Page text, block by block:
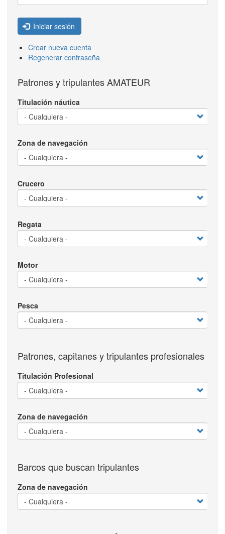
Iniciar sesión
Crear nueva cuenta
Regenerar contraseña
Patrones y tripulantes AMATEUR
Titulación náutica
Zona de navegación
Crucero
Regata
Motor
Pesca
Patrones, capitanes y tripulantes profesionales
Titulación Profesional
Zona de navegación
Barcos que buscan tripulantes
Zona de navegación